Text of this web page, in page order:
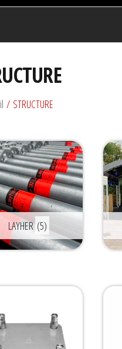
/ STRUCTURE
LAYHER(5)